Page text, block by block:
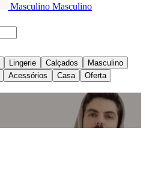
Masculino Masculino
Lingerie Calçados
Masculino
Acessórios Casa Oferta